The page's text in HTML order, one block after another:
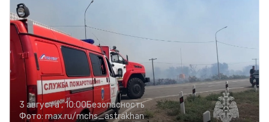
3 августа , 10:00Безопасность
Фото: max.ru/mchs_astrakhan